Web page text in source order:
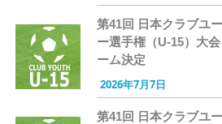
第41回 日本クラブユ
ー選手権（U-15）大
ーム決定
2026年7月7日
第41回 日本クラブユ